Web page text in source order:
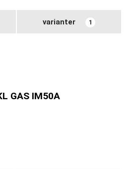
varianter 1
GAS IM50A